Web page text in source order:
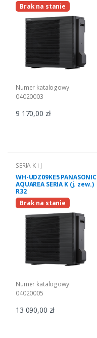
Brak na stanie
Numer katalogowy:
04020003
9 170,00 zł
SERIA K i J
WH-UDZ09KE5 PANASONIC
AQUAREA SERIA K (j. zew.)
R32
Brak na stanie
Numer katalogowy:
04020005
13 090,00 zł